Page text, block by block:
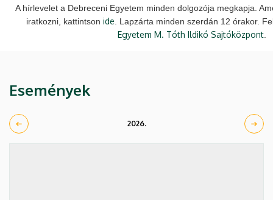
A hírlevelet a Debreceni Egyetem minden dolgozója megkapja.
iratkozni, kattintson ide . Lapzárta minden szerdán 12 órakor.
Egyetem M. Tóth Ildikó Sajtóközpont
Események
2026.